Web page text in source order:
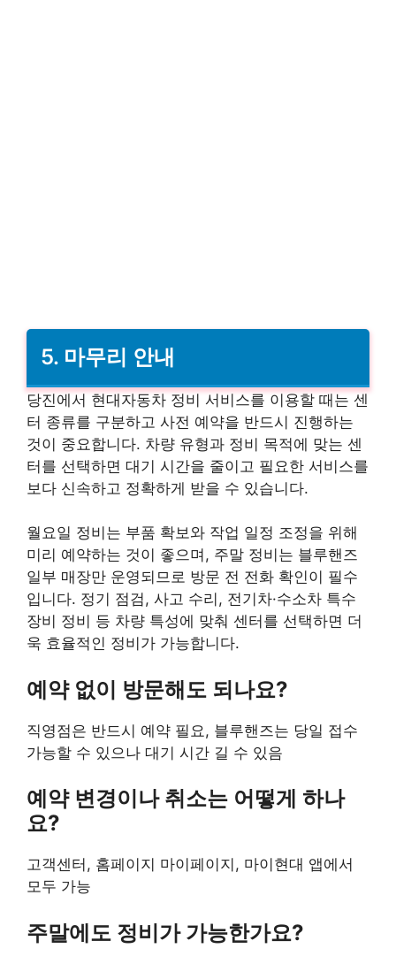
5. 마무리 안내
당진에서 현대자동차 정비 서비스를 이용할 때는 센
터 종류를 구분하고 사전 예약을 반드시 진행하는
것이 중요합니다. 차량 유형과 정비 목적에 맞는 센
터를 선택하면 대기 시간을 줄이고 필요한 서비스를
보다 신속하고 정확하게 받을 수 있습니다.
월요일 정비는 부품 확보와 작업 일정 조정을 위해
미리 예약하는 것이 좋으며, 주말 정비는 블루핸즈
일부 매장만 운영되므로 방문 전 전화 확인이 필수
입니다. 정기 점검, 사고 수리, 전기차·수소차 특수
장비 정비 등 차량 특성에 맞춰 센터를 선택하면 더
욱 효율적인 정비가 가능합니다.
예약 없이 방문해도 되나요?
직영점은 반드시 예약 필요, 블루핸즈는 당일 접수
가능할 수 있으나 대기 시간 길 수 있음
예약 변경이나 취소는 어떻게 하나
요?
고객센터, 홈페이지 마이페이지, 마이현대 앱에서
모두 가능
주말에도 정비가 가능한가요?